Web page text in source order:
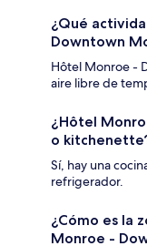
¿Qué
Downtown
Hôtel Monroe -
aire libre de
¿Hôtel
o
Sí, hay una
refrigerador.
¿Cómo es la
Monroe -